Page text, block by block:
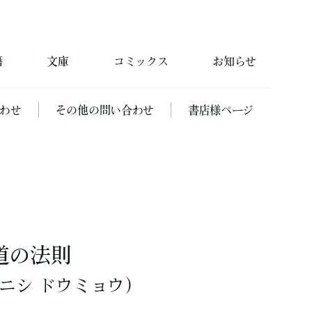
文庫 コミックス お知らせ
せ その他の問い合わせ 書店様ページ
の法則
シ ドウミョウ）